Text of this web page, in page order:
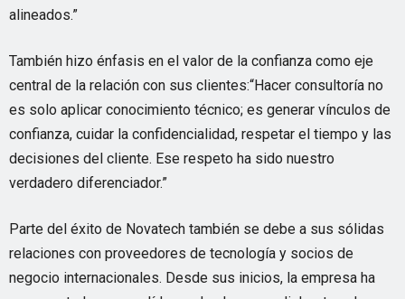
alineados.”
También hizo énfasis en el valor de la confianza como eje
central de la relación con sus clientes:“Hacer consultoría no
es solo aplicar conocimiento técnico; es generar vínculos de
confianza, cuidar la confidencialidad, respetar el tiempo y las
decisiones del cliente. Ese respeto ha sido nuestro
verdadero diferenciador.”
Parte del éxito de Novatech también se debe a sus sólidas
relaciones con proveedores de tecnología y socios de
negocio internacionales. Desde sus inicios, la empresa ha